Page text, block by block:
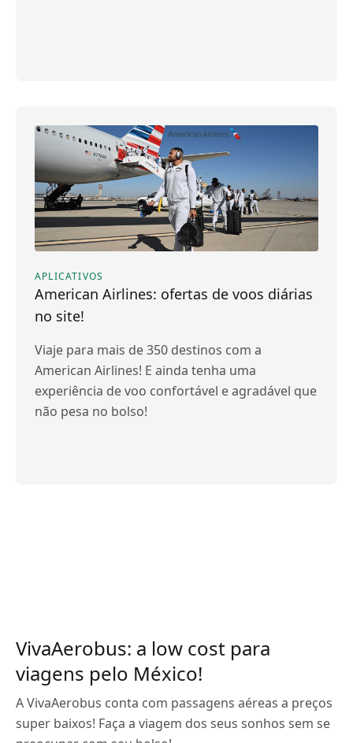
APLICATIVOS
American Airlines: ofertas de voos diárias
no site!
Viaje para mais de 350 destinos com a
American Airlines! E ainda tenha uma
experiência de voo confortável e agradável que
não pesa no bolso!
VivaAerobus: a low cost para
viagens pelo México!
A VivaAerobus conta com passagens aéreas a preços
super baixos! Faça a viagem dos seus sonhos sem se